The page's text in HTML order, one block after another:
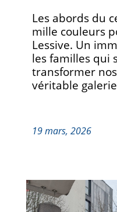
Les abords du
mille couleurs
Lessive. Un
les familles qui
transformer
véritable galerie
19 mars, 2026